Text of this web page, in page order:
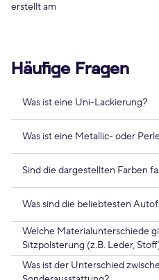
erstellt am
Häufige Fragen
Was ist eine Uni-Lackierung?
Was ist eine Metallic- oder
Sind die dargestellten Farben
Was sind die beliebtesten
Welche Materialunterschiede
Sitzpolsterung (z.B. Leder,
Was ist der Unterschied